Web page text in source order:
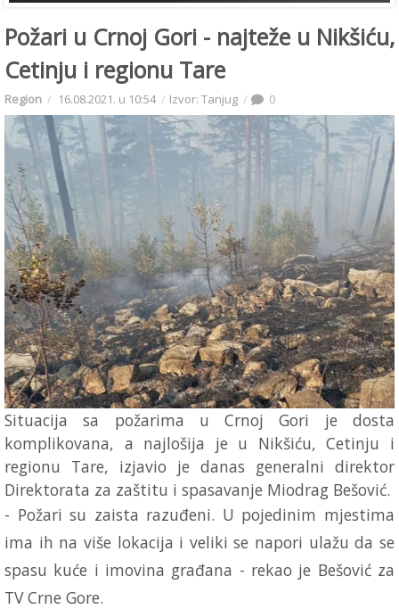
Požari u Crnoj Gori - najteže u Nikšiću,
Cetinju i regionu Tare
Region 16.08.2021. u 10:54 Izvor: Tanjug 0
Situacija sa požarima u Crnoj Gori je dosta
komplikovana, a najlošija je u Nikšiću, Cetinju i
regionu Tare, izjavio je danas generalni direktor
Direktorata za zaštitu i spasavanje Miodrag Bešović.
- Požari su zaista razuđeni. U pojedinim mjestima
ima ih na više lokacija i veliki se napori ulažu da se
spasu kuće i imovina građana - rekao je Bešović za
TV Crne Gore.